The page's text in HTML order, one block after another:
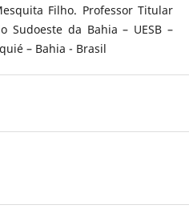
Filho. Professor Titular
Sudoeste da Bahia – UESB –
– Bahia - Brasil